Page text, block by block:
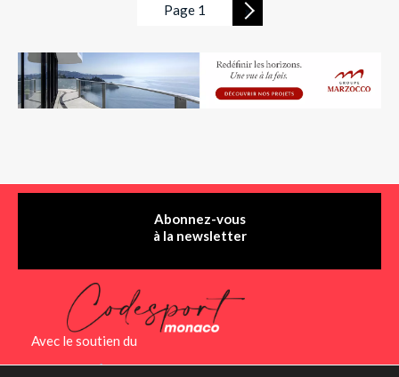
Page 1 »
Abonnez-vous
à la newsletter
Avec le soutien du